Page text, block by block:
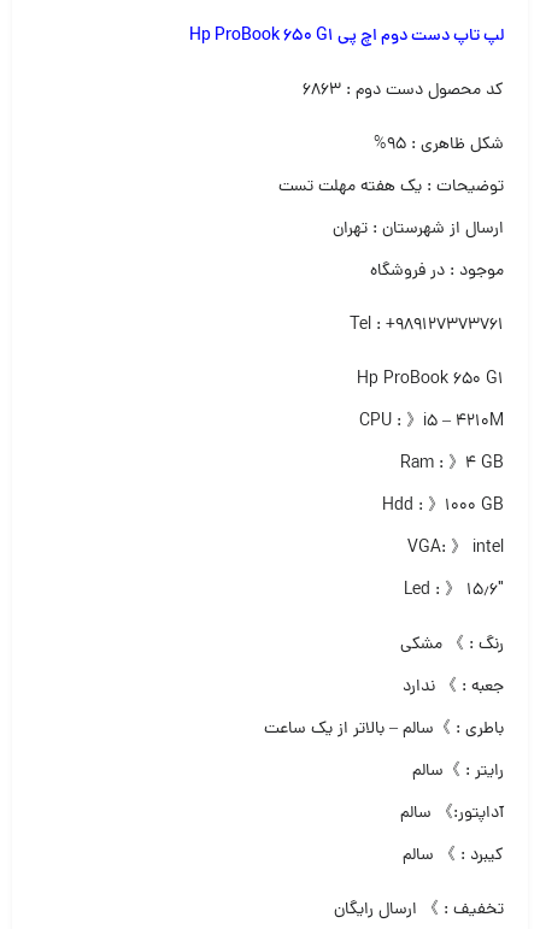
لپ تاپ دست دوم اچ پی Hp ProBook 650 G1
کد محصول دست دوم : ۶۸۶۳
شکل ظاهری : ۹۵%
توضیحات : یک هفته مهلت تست
ارسال از شهرستان : تهران
موجود : در فروشگاه
Tel : +989127373761
Hp ProBook 650 G1
CPU : 》i5 – 4210M
Ram : 》۴ GB
Hdd : 》۱۰۰۰ GB
VGA: 》 intel
Led : 》 ۱۵٫۶″
رنگ : 》 مشکی
جعبه : 》 ندارد
باطری : 》سالم – بالاتر از یک ساعت
رایتر : 》سالم
آداپتور:》 سالم
کیبرد : 》 سالم
تخفیف : 》 ارسال رایگان